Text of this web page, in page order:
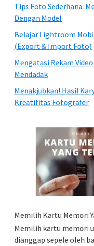
Tips Foto Sederhana:
Dengan Model
Belajar Lightroom
(Export & Import Foto)
Mengatasi Rekam
Mendadak
Menakjubkan! Hasil
Kreatifitas Fotografer
Memilih Kartu Memori
Memilih kartu memori
dianggap sepele oleh